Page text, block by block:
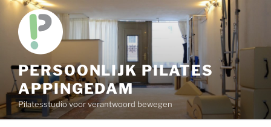
Skip
content
PERSOONLIJK PILATES
APPINGEDAM
Pilatesstudio voor verantwoord bewegen